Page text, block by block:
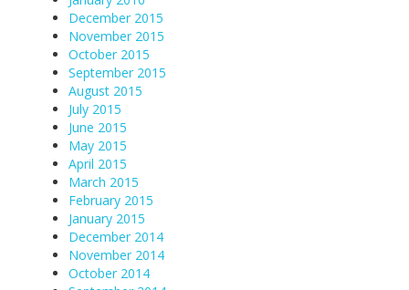
December 2015
November 2015
October 2015
September 2015
August 2015
July 2015
June 2015
May 2015
April 2015
March 2015
February 2015
January 2015
December 2014
November 2014
October 2014